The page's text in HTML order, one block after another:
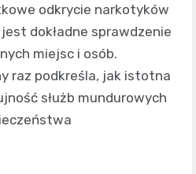
odkrycie narkotyków
dokładne sprawdzenie
miejsc i osób.
raz podkreśla, jak istotna
służb mundurowych